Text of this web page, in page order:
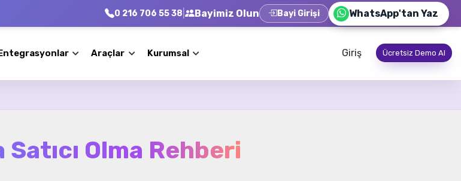
0 216 706 55 38 Bayimiz Olun Bayi Girişi WhatsApp'tan Yaz
Araçlar Kurumsal Giriş Ücretsiz Demo Al
Satıcı Olma Rehberi